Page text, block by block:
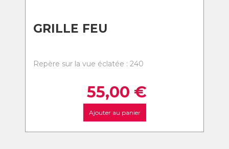
GRILLE FEU
Repère sur la vue éclatée : 240
55,00 €
Ajouter au panier